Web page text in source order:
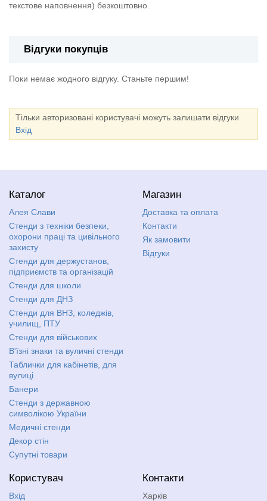
текстове наповнення) безкоштовно.
Відгуки покупців
Поки немає жодного відгуку. Станьте першим!
Тільки авторизовані користувачі можуть залишати відгуки
Вхід
Каталог
Алея Слави
Стенди з техніки безпеки,
охорони праці та цивільного
захисту
Стенди для держустанов,
підприємств та організацій
Стенди для школи
Стенди для ДНЗ
Стенди для ВНЗ, коледжів,
училищ, ПТУ
Стенди для військових
В'їзні знаки та вуличні стенди
Таблички для кабінетів, для
вулиці
Банери
Стенди з державною
символікою України
Медичні стенди
Декор стін
Супутні товари
Магазин
Доставка та оплата
Контакти
Як замовити
Відгуки
Користувач
Вхід
Контакти
Харків